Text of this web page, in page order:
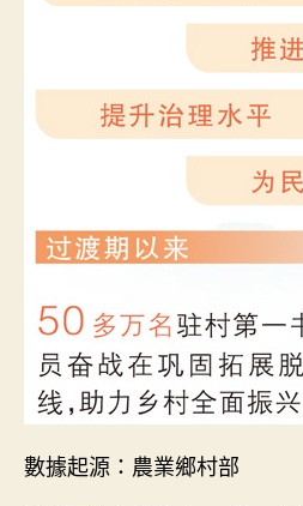
數據起源：農業鄉村部